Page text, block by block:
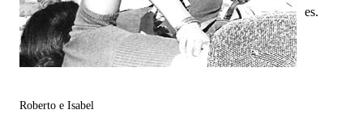
es.
Roberto e Isabel